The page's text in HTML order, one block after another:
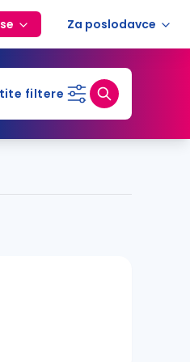
Za poslodavce
filtere